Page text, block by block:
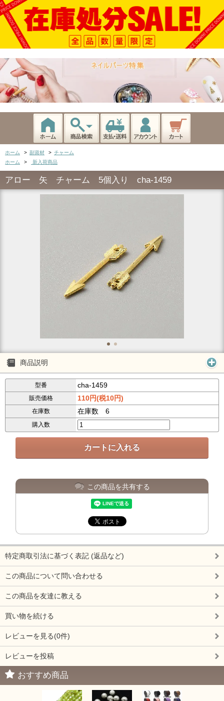
ホーム > 副資材 > チャーム
ホーム
> 新入荷商品
アロー 矢 チャーム 5個入り cha-1459
商品説明
型番 cha-1459
販売価格 110円(税10円)
在庫数 在庫数 6
購入数
この商品を共有する
特定商取引法に基づく表記 (返品など)
この商品について問い合わせる
この商品を友達に教える
買い物を続ける
レビューを見る(0件)
レビューを投稿
おすすめ商品